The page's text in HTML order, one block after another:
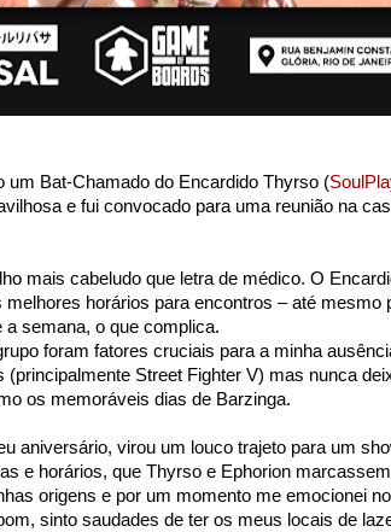
um Bat-Chamado do Encardido Thyrso (
e fui convocado para uma reunião na
mais cabeludo que letra de médico. O
horários para encontros – até mesmo
semana, o que complica.
foram fatores cruciais para a minha
Street Fighter V) mas nunca
os memoráveis dias de Barzinga.
aniversário, virou um louco trajeto para um
e horários, que Thyrso e Ephorion
origens e por um momento me emocionei
sinto saudades de ter os meus locais de